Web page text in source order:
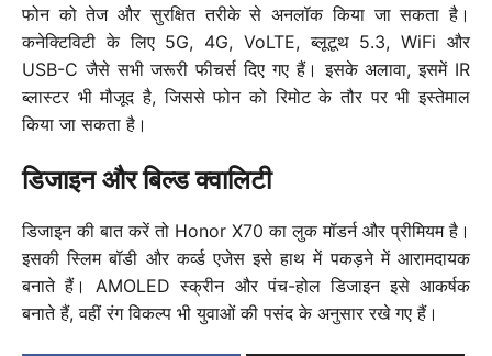
फोन को तेज और सुरक्षित तरीके से अनलॉक किया जा सकता है।
कनेक्टिविटी के लिए 5G, 4G, VoLTE, ब्लूटूथ 5.3, WiFi और
USB-C जैसे सभी जरूरी फीचर्स दिए गए हैं। इसके अलावा, इसमें IR
ब्लास्टर भी मौजूद है, जिससे फोन को रिमोट के तौर पर भी इस्तेमाल
किया जा सकता है।
डिजाइन और बिल्ड क्वालिटी
डिजाइन की बात करें तो Honor X70 का लुक मॉडर्न और प्रीमियम है।
इसकी स्लिम बॉडी और कर्व्ड एजेस इसे हाथ में पकड़ने में आरामदायक
बनाते हैं। AMOLED स्क्रीन और पंच-होल डिजाइन इसे आकर्षक
बनाते हैं, वहीं रंग विकल्प भी युवाओं की पसंद के अनुसार रखे गए हैं।